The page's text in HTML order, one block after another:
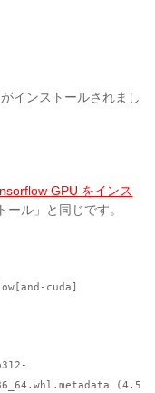
インストールされまし
GPU をインス
ール」と同じです。
cuda]
(4.5